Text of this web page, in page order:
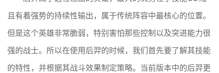
且有着强势的持续性输出，属于传统阵容中最核心的位置。
但是这个英雄非常脆弱，特别害怕那些控制以及突进能力很
强的战士。所以在使用后羿的时候，我们首先要了解其技能
的特性，并根据其战斗效果制定策略。当前版本中的后羿更